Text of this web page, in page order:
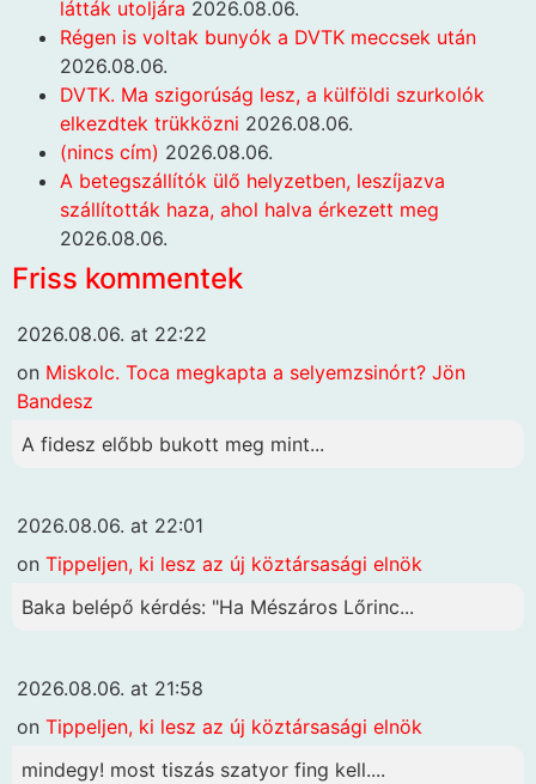
látták utoljára 2026.08.06.
Régen is voltak bunyók a DVTK meccsek után
2026.08.06.
DVTK. Ma szigorúság lesz, a külföldi szurkolók
elkezdtek trükközni 2026.08.06.
(nincs cím) 2026.08.06.
A betegszállítók ülő helyzetben, leszíjazva
szállították haza, ahol halva érkezett meg
2026.08.06.
Friss kommentek
2026.08.06. at 22:22
on Miskolc. Toca megkapta a selyemzsinórt? Jön
Bandesz
A fidesz előbb bukott meg mint...
2026.08.06. at 22:01
on Tippeljen, ki lesz az új köztársasági elnök
Baka belépő kérdés: "Ha Mészáros Lőrinc...
2026.08.06. at 21:58
on Tippeljen, ki lesz az új köztársasági elnök
mindegy! most tiszás szatyor fing kell....